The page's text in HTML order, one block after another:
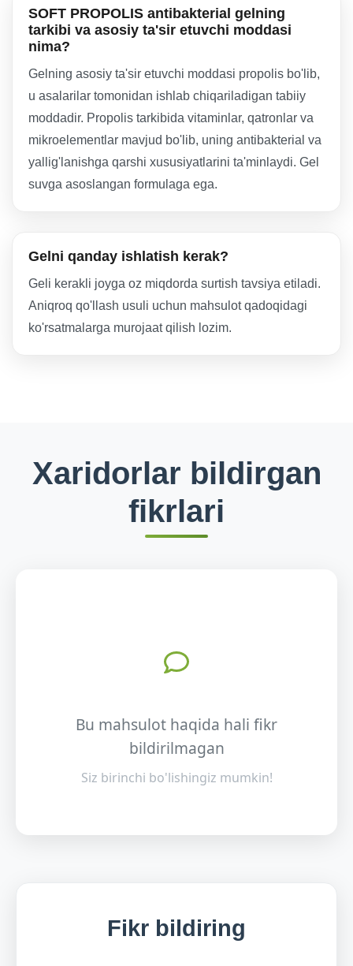
SOFT PROPOLIS antibakterial gelning
tarkibi va asosiy ta'sir etuvchi moddasi
nima?
Gelning asosiy ta'sir etuvchi moddasi propolis bo'lib,
u asalarilar tomonidan ishlab chiqariladigan tabiiy
moddadir. Propolis tarkibida vitaminlar, qatronlar va
mikroelementlar mavjud bo'lib, uning antibakterial va
yallig'lanishga qarshi xususiyatlarini ta'minlaydi. Gel
suvga asoslangan formulaga ega.
Gelni qanday ishlatish kerak?
Geli kerakli joyga oz miqdorda surtish tavsiya etiladi.
Aniqroq qo'llash usuli uchun mahsulot qadoqidagi
ko'rsatmalarga murojaat qilish lozim.
Xaridorlar bildirgan
fikrlari
Bu mahsulot haqida hali fikr
bildirilmagan
Siz birinchi bo'lishingiz mumkin!
Fikr bildiring